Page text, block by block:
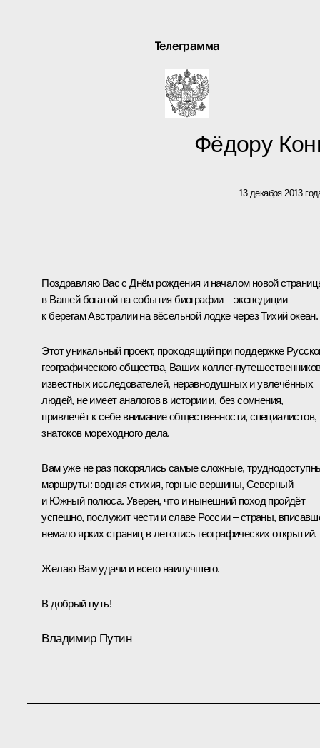
Телеграмма
Фёдору
13 декабря 2013
Поздравляю Вас с Днём рождения и началом новой
в Вашей богатой на события биографии – экспедиции
к берегам Австралии на вёсельной лодке через Тихий океан.
Этот уникальный проект, проходящий при поддержке
географического общества, Ваших коллег-
известных исследователей, неравнодушных и увлечённых
людей, не имеет аналогов в истории и, без сомнения,
привлечёт к себе внимание общественности, специалистов,
знатоков мореходного дела.
Вам уже не раз покорялись самые сложные,
маршруты: водная стихия, горные вершины, Северный
и Южный полюса. Уверен, что и нынешний поход пройдёт
успешно, послужит чести и славе России – страны,
немало ярких страниц в летопись географических открытий.
Желаю Вам удачи и всего наилучшего.
В добрый путь!
Владимир Путин